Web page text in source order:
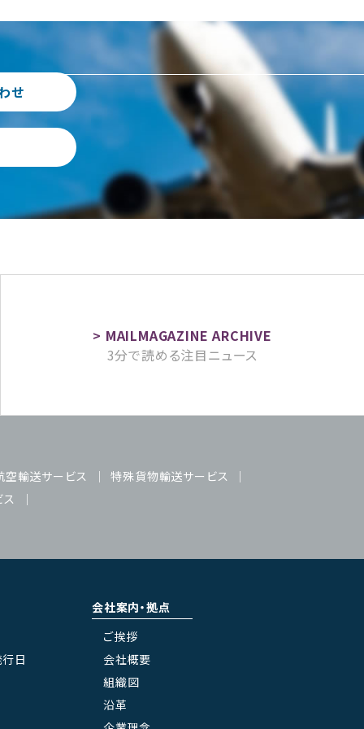
せ
3分で読める注目ニュース
空輸送サービス
特殊貨物輸送サービス
日
会社案内・拠点
ご挨拶
会社概要
組織図
沿革